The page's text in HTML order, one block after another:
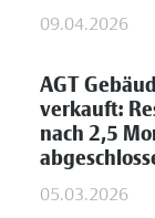
09.04.2026
AGT
verkauft:
nach 2,5
05.03.2026